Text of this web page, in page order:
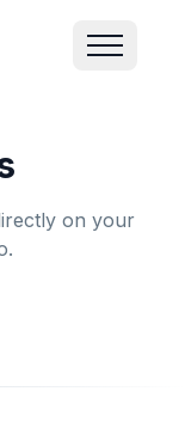
on your